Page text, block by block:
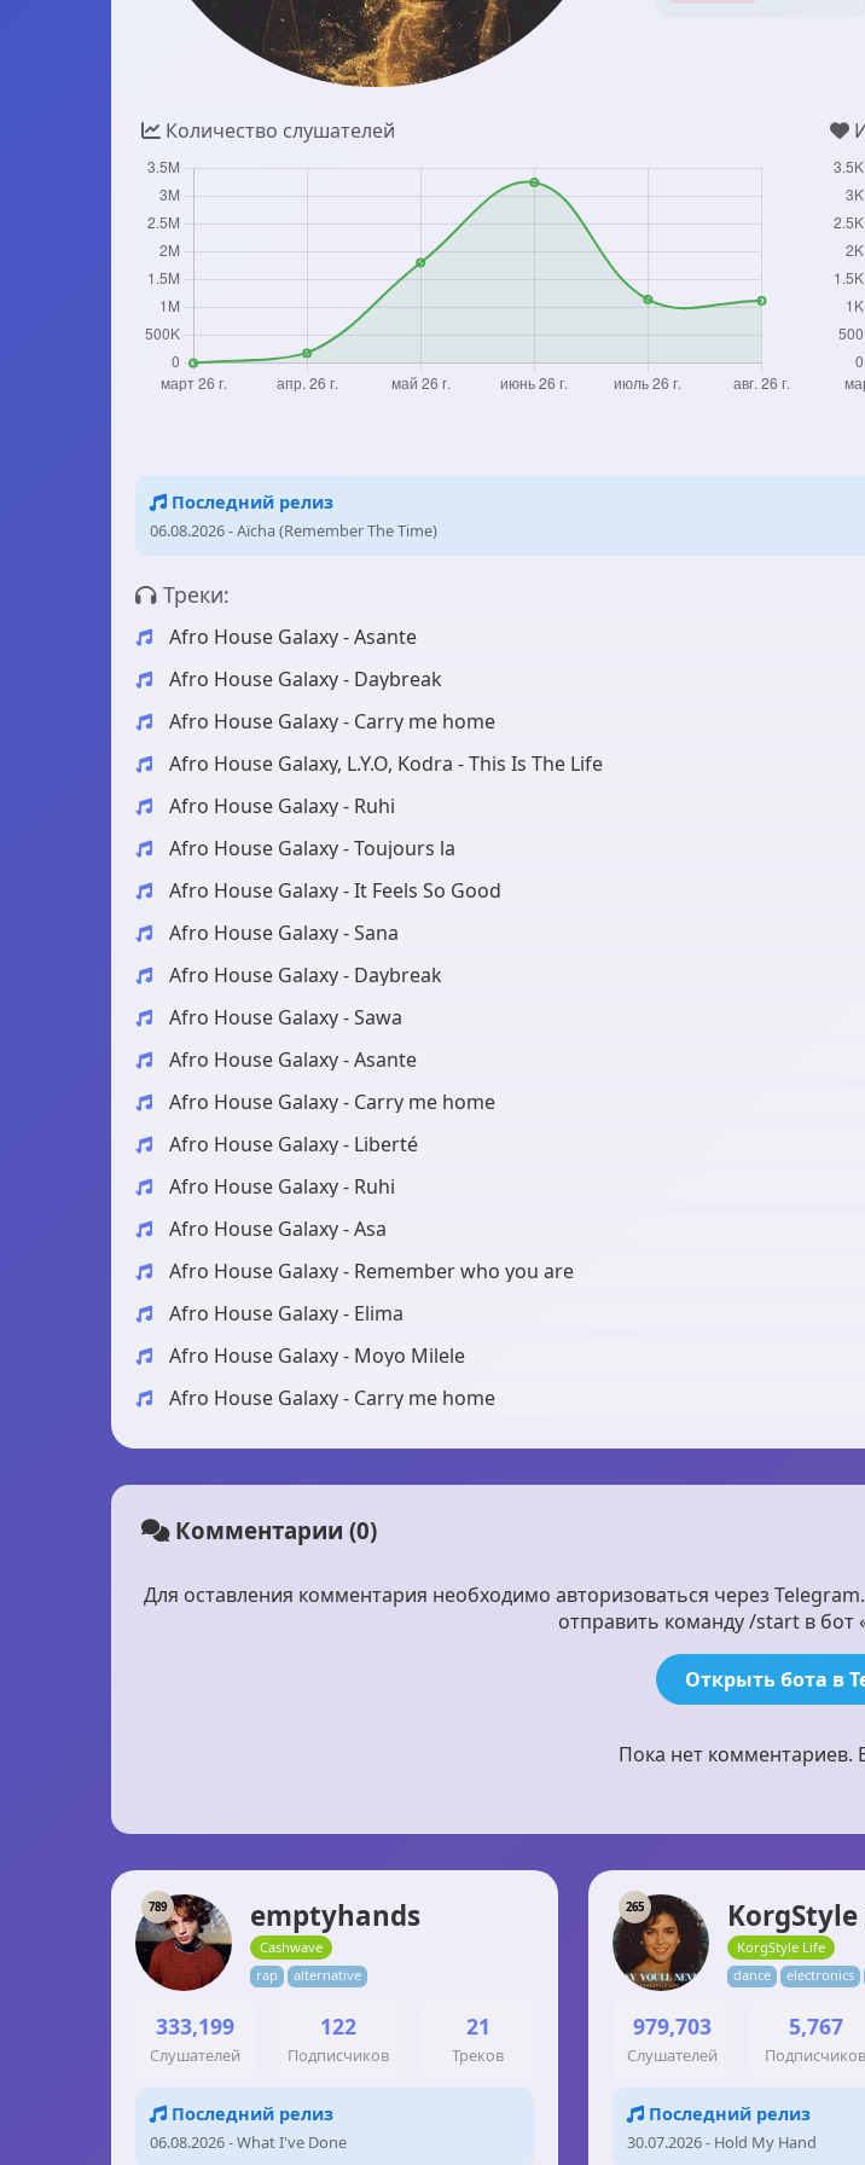
Количество слушателей
Последний релиз
06.08.2026 - Aïcha (Remember The Time)
Треки:
Afro House Galaxy - Asante
Afro House Galaxy - Daybreak
Afro House Galaxy - Carry me home
Afro House Galaxy, L.Y.O, Kodra - This Is The Life
Afro House Galaxy - Ruhi
Afro House Galaxy - Toujours la
Afro House Galaxy - It Feels So Good
Afro House Galaxy - Sana
Afro House Galaxy - Daybreak
Afro House Galaxy - Sawa
Afro House Galaxy - Asante
Afro House Galaxy - Carry me home
Afro House Galaxy - Liberté
Afro House Galaxy - Ruhi
Afro House Galaxy - Asa
Afro House Galaxy - Remember who you are
Afro House Galaxy - Elima
Afro House Galaxy - Moyo Milele
Afro House Galaxy - Carry me home
Комментарии (0)
Для оставления комментария необходимо авторизоваться через
отправить команду /start в бот
Открыть бота в
Пока нет комментариев.
789 emptyhands
Cashwave
rap
alternative
333,199
Слушателей
122
Подписчиков
21
Треков
Последний релиз
06.08.2026 - What I've Done
265
KorgStyle Life
dance
electronics
979,703
Слушателей
5,767
Подписчиков
Последний релиз
30.07.2026 - Hold My Hand